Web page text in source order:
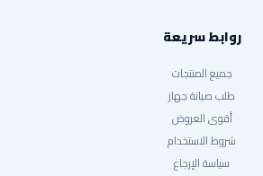
روابط سريعة
جميع المنتجات
طلب صيانة جهاز
أقوى العروض
شروط الاستخدام
سياسة الإرجاع